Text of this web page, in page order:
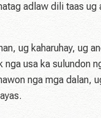
adlaw dili taas ug
ug kaharuhay, ug
usa ka sulundon
nga mga dalan,